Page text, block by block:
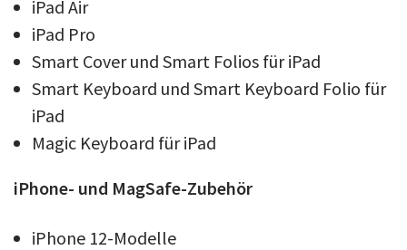
iPad Air
iPad Pro
Smart Cover und Smart Folios für iPad
Smart Keyboard und Smart Keyboard Folio für
iPad
Magic Keyboard für iPad
iPhone- und MagSafe-Zubehör
iPhone 12-Modelle